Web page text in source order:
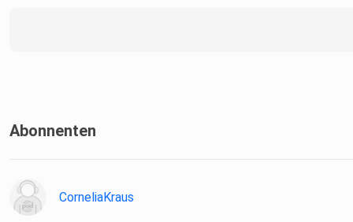
– Stefan: https://www.stefanwellmann.de/
Abonnenten
CorneliaKraus